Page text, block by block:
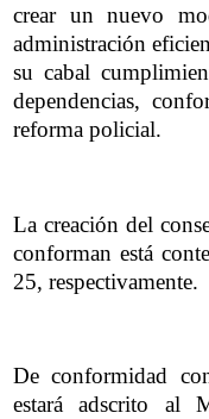
crear un nuevo
administración
su cabal
dependencias,
reforma policial.
La creación del
conforman está
25, respectivamente.
De conformidad
estará adscrito al